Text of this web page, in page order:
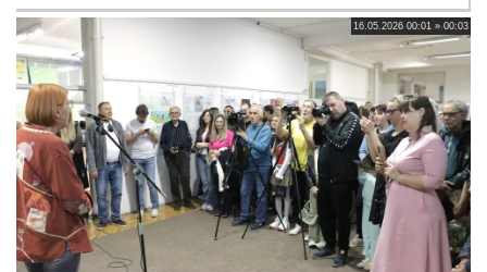
16.05.2026 00:01 » 00:03